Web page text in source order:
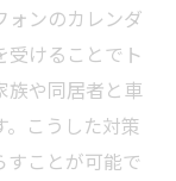
ォンのカレンダ
けることでト
族や同居者と車
こうした対策
ことが可能で